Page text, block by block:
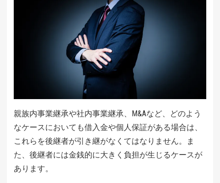
親族内事業継承や社内事業継承、M&Aなど、どのよう
なケースにおいても借入金や個人保証がある場合は、
これらを後継者が引き継がなくてはなりません。ま
た、後継者には金銭的に大きく負担が生じるケースが
あります。